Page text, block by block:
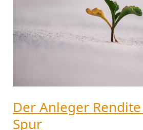
Der Anleger
Spur